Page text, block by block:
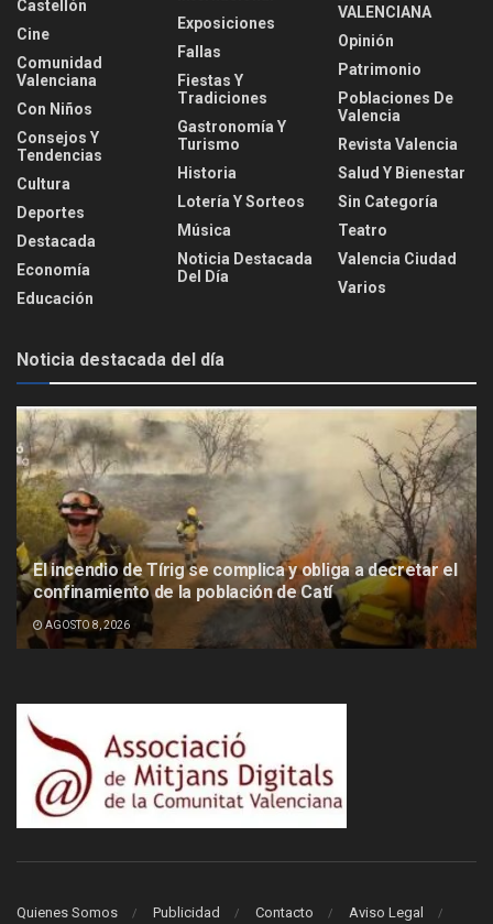
Castellón
Cine
Comunidad
Valenciana
Con Niños
Consejos Y
Tendencias
Cultura
Deportes
Destacada
Economía
Educación
Exposiciones
Fallas
Fiestas Y
Tradiciones
Gastronomía Y
Turismo
Historia
Lotería Y Sorteos
Música
Noticia Destacada
Del Día
VALENCIANA
Opinión
Patrimonio
Poblaciones De
Valencia
Revista Valencia
Salud Y Bienestar
Sin Categoría
Teatro
Valencia Ciudad
Varios
Noticia destacada del día
El incendio de Tírig se complica y obliga a decretar el
confinamiento de la población de Catí
AGOSTO 8, 2026
Quienes Somos Publicidad Contacto Aviso Legal